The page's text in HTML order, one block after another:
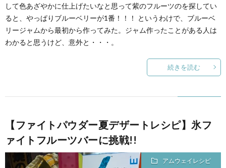
して色あざやかに仕上げたいなと思って紫のフルーツのを探してい
ると、やっぱりブルーベリーが1番！！！ というわけで、ブルーベ
リージャムから最初から作ってみた。ジャム作ったことがある人は
わかると思うけど、意外と・・・。
続きを読む
【ファイトパウダー夏デザートレシピ】氷フ
ァイトフルーツバーに挑戦!!
アムウェイレシピ